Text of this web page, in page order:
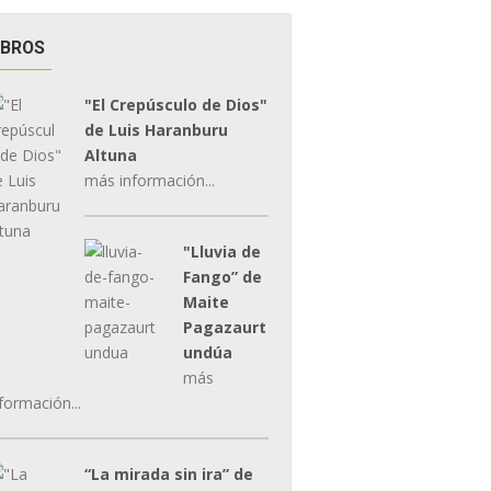
"El Crepúsculo de Dios"
de Luis Haranburu
Altuna
más información...
"Lluvia de
Fango” de
Maite
Pagazaurt
undúa
más
“La mirada sin ira” de